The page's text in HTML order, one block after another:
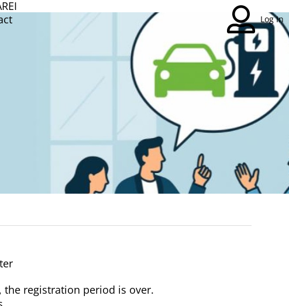
Log In
the registration period is over.